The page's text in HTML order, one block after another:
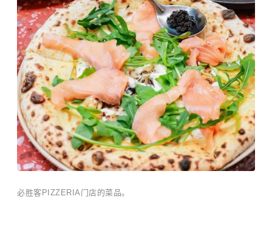
必胜客PIZZERIA门店的菜品。